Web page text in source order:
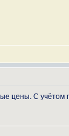
цены. С